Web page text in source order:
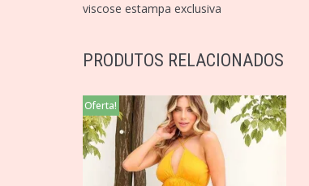
viscose estampa exclusiva
PRODUTOS RELACIONADOS
Oferta!